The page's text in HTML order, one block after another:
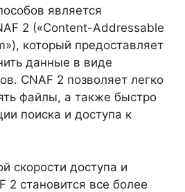
является
2 («Content-Addressable
который предоставляет
данные в виде
CNAF 2 позволяет легко
файлы, а также быстро
поиска и доступа к
скорости доступа и
2 становится все более